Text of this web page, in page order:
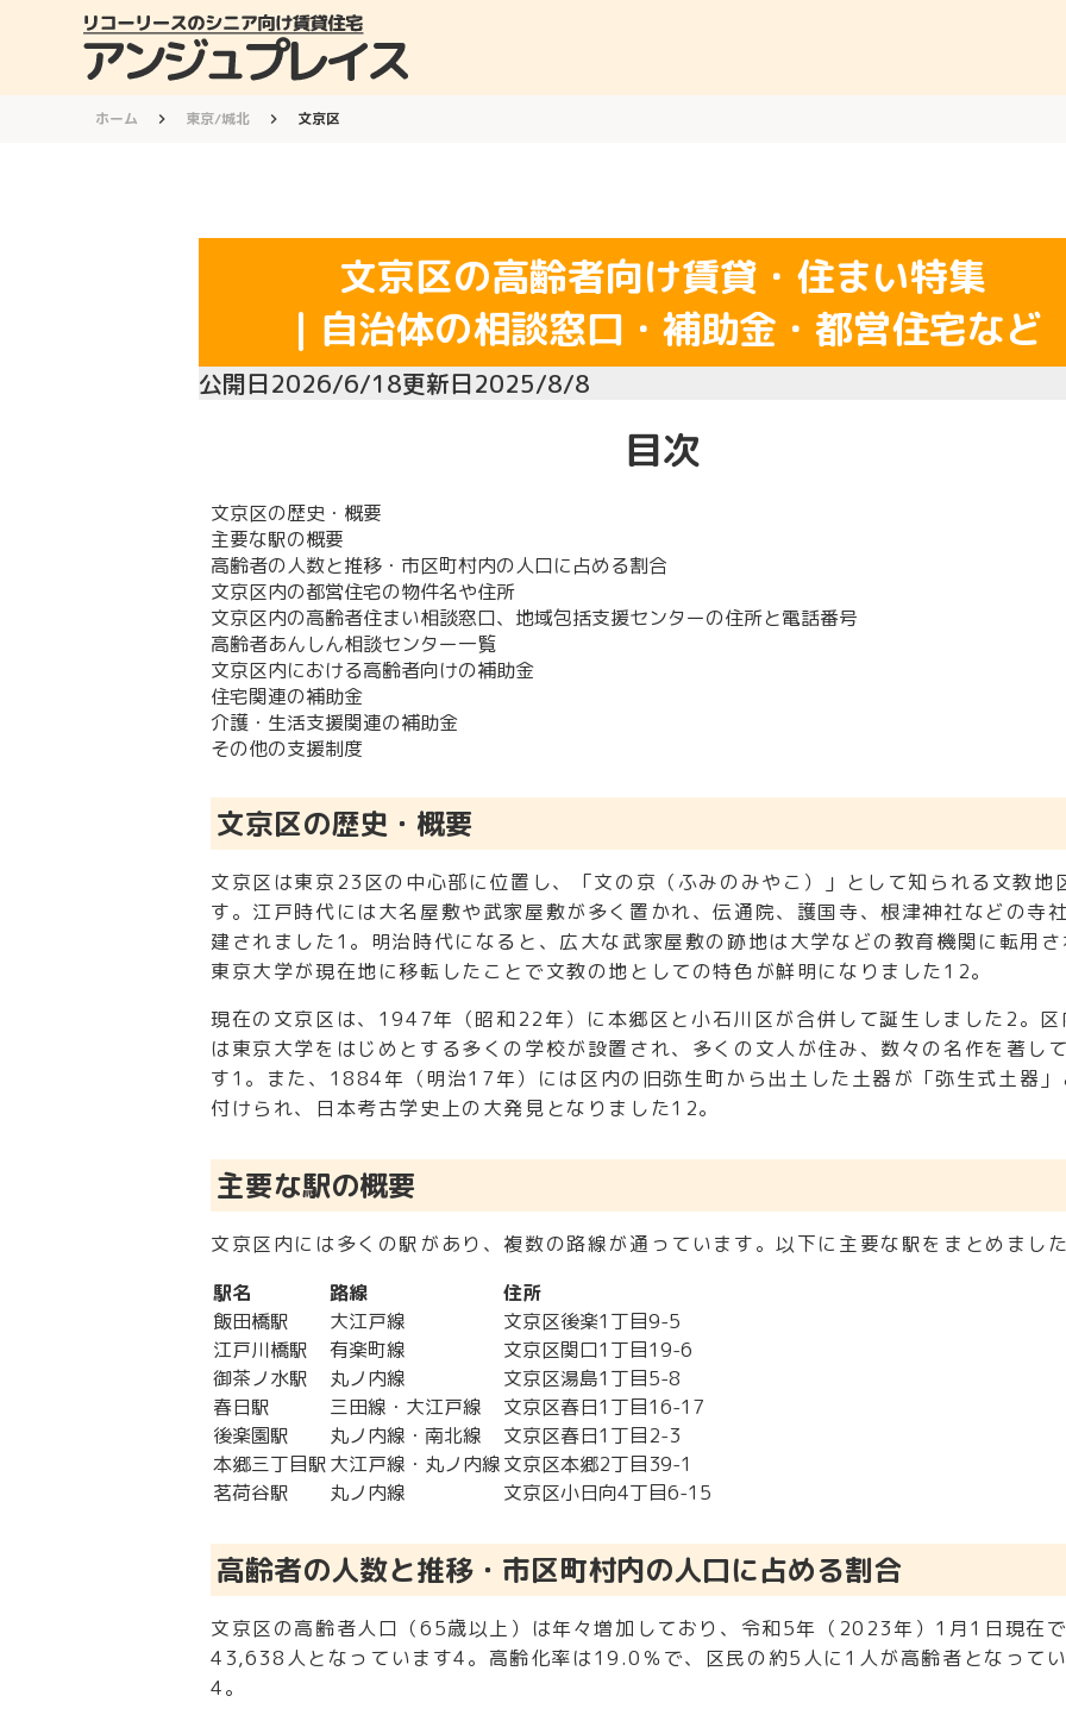
ホーム keyboard_arrow_right 東京/城北 keyboard_arrow_right 文京区
文京区の高齢者向け賃貸・住まい特集
｜自治体の相談窓口・補助金・都営住宅など
公開日2026/6/18更新日2025/8/8
目次
文京区の歴史・概要
主要な駅の概要
高齢者の人数と推移・市区町村内の人口に占める割合
文京区内の都営住宅の物件名や住所
文京区内の高齢者住まい相談窓口、地域包括支援センターの住所と電話番号
高齢者あんしん相談センター一覧
文京区内における高齢者向けの補助金
住宅関連の補助金
介護・生活支援関連の補助金
その他の支援制度
文京区の歴史・概要
文京区は東京23区の中心部に位置し、「文の京（ふみのみやこ）」として知られる文教地
す。江戸時代には大名屋敷や武家屋敷が多く置かれ、伝通院、護国寺、根津神社などの寺
建されました1 。明治時代になると、広大な武家屋敷の跡地は大学などの教育機関に転用さ
東京大学が現在地に移転したことで文教の地としての特色が鮮明になりました1 2。
現在の文京区は、1947年（昭和22年）に本郷区と小石川区が合併して誕生しました2。区
は東京大学をはじめとする多くの学校が設置され、多くの文人が住み、数々の名作を著し
す1 。また、1884年（明治17年）には区内の旧弥生町から出土した土器が「弥生式土器」
付けられ、日本考古学史上の大発見となりました1 2。
主要な駅の概要
文京区内には多くの駅があり、複数の路線が通っています。以下に主要な駅をまとめました
駅名
路線
住所
飯田橋駅
大江戸線
文京区後楽1丁目9-5
江戸川橋駅
有楽町線
文京区関口1丁目19-6
御茶ノ水駅
丸ノ内線
文京区湯島1丁目5-8
春日駅
三田線・大江戸線
文京区春日1丁目16-17
後楽園駅
丸ノ内線・南北線
文京区春日1丁目2-3
本郷三丁目駅大江戸線・丸ノ内線文京区本郷2丁目39-1
茗荷谷駅
丸ノ内線 文京区小日向4丁目6-15
高齢者の人数と推移・市区町村内の人口に占める割合
文京区の高齢者人口（65歳以上）は年々増加しており、令和5年（2023年）1月1日現在で
43,638人となっています4。高齢化率は19.0％で、区民の約5人に1人が高齢者となって
4。